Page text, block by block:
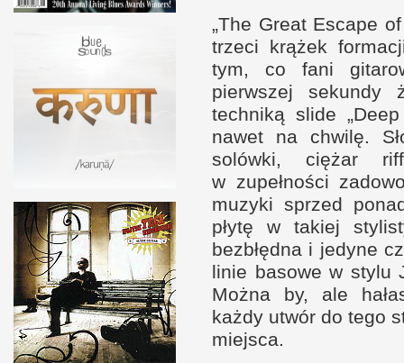
„The Great Escape
trzeci krążek
tym, co fani
pierwszej
techniką slide
nawet na chwilę.
solówki, ciężar
w zupełności
muzyki sprzed
płytęw takiej
bezbłędna i jedyne
linie basowew stylu
Można by, ale
każdy utwór do tego
miejsca.